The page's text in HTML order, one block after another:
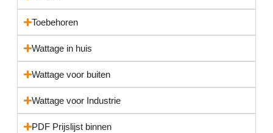
Toebehoren
Wattage in huis
Wattage voor buiten
Wattage voor Industrie
PDF Prijslijst binnen